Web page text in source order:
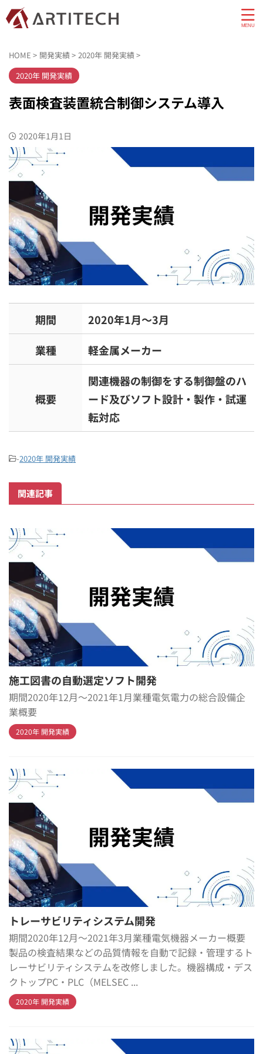
HOME > 開発実績> 2020年 開発実績>
2020年 開発実績
表面検査装置統合制御システム導入
2020年1月1日
期間
2020年1月～3月
業種
軽金属メーカー
概要
関連機器の制御をする制御盤のハ
ード及びソフト設計・製作・試運
転対応
-2020年 開発実績
関連記事
施工図書の自動選定ソフト開発
期間2020年12月～2021年1月業種電気電力の総合設備企
業概要
2020年 開発実績
トレーサビリティシステム開発
期間2020年12月～2021年3月業種電気機器メーカー概要
製品の検査結果などの品質情報を自動で記録・管理するト
レーサビリティシステムを改修しました。機器構成・デス
クトップPC・PLC（MELSEC ...
2020年 開発実績